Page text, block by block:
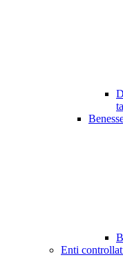
Enti